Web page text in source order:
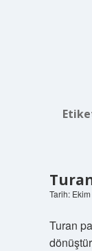
Turan
Tarih:
Turan